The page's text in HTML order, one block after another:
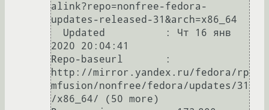
alink?repo=nonfree-fedora-
updates-released-31&arch=x86_64
2020 20:04:41
Repo-baseurl       :
http://mirror.yandex.ru/fedora/rp
mfusion/nonfree/fedora/updates/31
/x86_64/ (50 more)